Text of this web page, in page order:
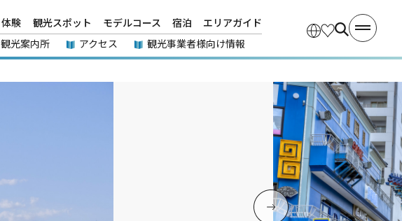
体験 観光スポット モデルコース 宿泊
エリアガイド
観光案内所 アクセス 観光事業者様向け情報